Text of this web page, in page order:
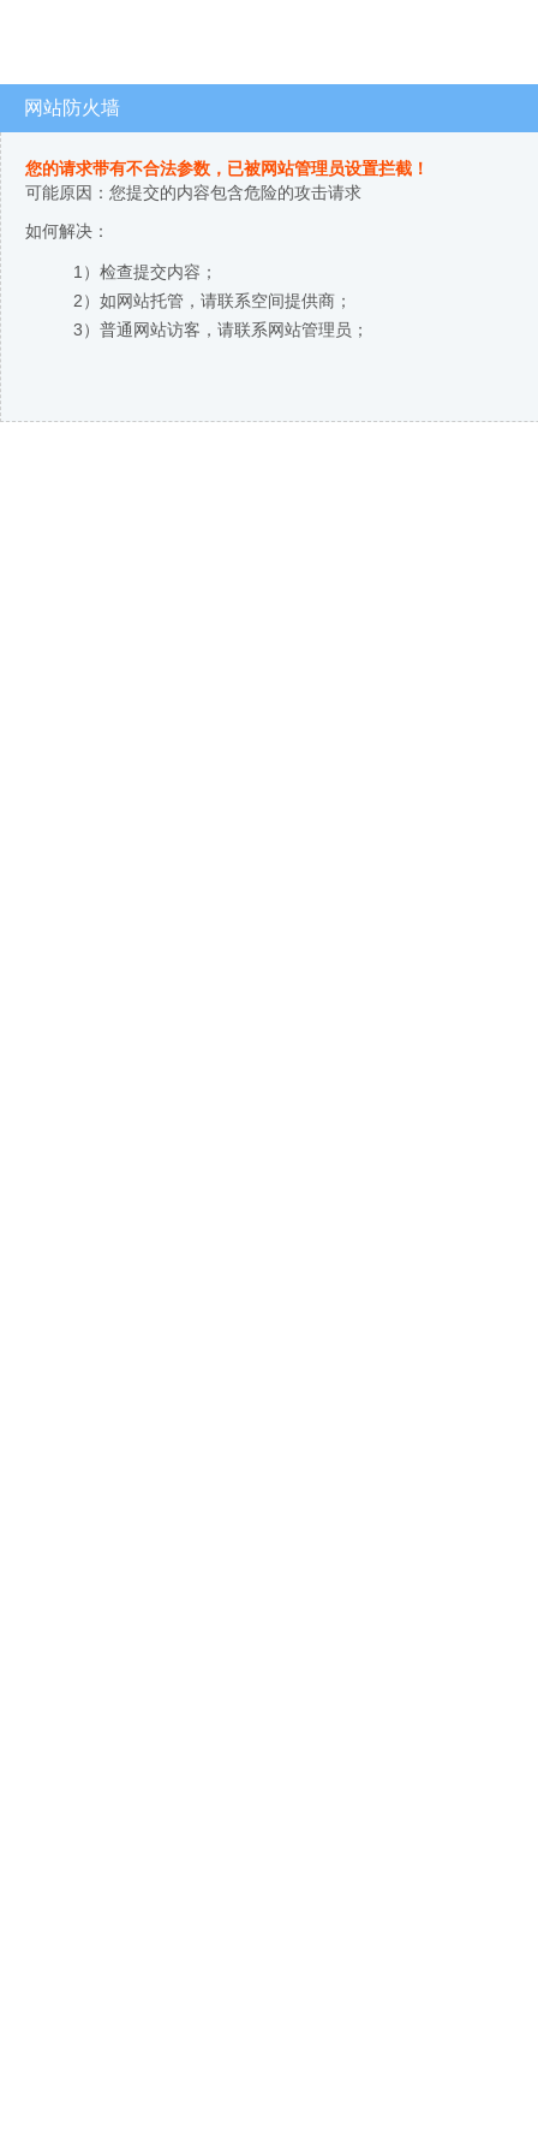
网站防火墙
您的请求带有不合法参数，已被网站管理员设置拦截！
可能原因：您提交的内容包含危险的攻击请求
如何解决：
1）检查提交内容；
2）如网站托管，请联系空间提供商；
3）普通网站访客，请联系网站管理员；